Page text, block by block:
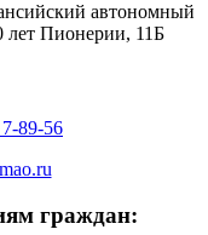
автономный
лет Пионерии, 11Б
89-56
граждан: